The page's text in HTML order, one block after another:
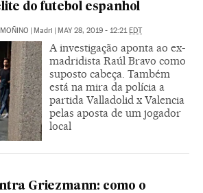
do futebol espanhol
| Madri | MAY 28, 2019 - 12:21EDT
A investigação aponta ao ex-
madridista Raúl Bravo como
suposto cabeça. Também
está na mira da polícia a
partida Valladolid x Valencia
pelas aposta de um jogador
local
Griezmann: como o